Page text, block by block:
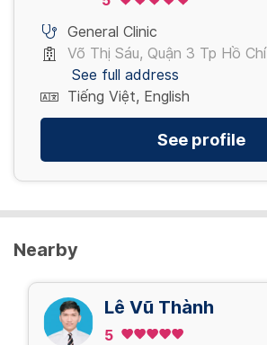
4,000,000 VND/ Lần
View more
General Clinic
Võ Thị Sáu, Quận 3 Tp Hồ
See full address
Tiếng Việt, English
See profile
Nearby
Lê Vũ Thành
5